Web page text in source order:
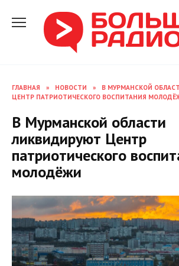
содержанию
ГЛАВНАЯ » НОВОСТИ »
В МУРМАНСКОЙ
ЦЕНТР ПАТРИОТИЧЕСКОГО ВОСПИТАНИЯ
В Мурманской области
ликвидируют Центр
патриотического
молодёжи